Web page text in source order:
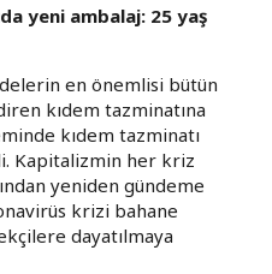
yeni ambalaj: 25 yaş
en önemlisi bütün
kıdem tazminatına
kıdem tazminatı
Kapitalizmin her kriz
yeniden gündeme
krizi bahane
dayatılmaya